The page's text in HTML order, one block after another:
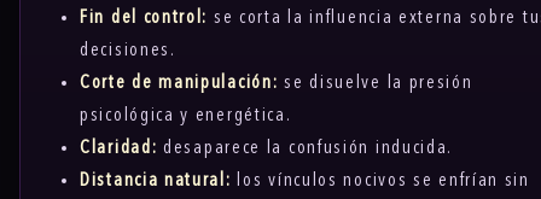
Fin del control: se corta la influencia externa sobre
decisiones.
Corte de manipulación: se disuelve la presión
psicológica y energética.
Claridad: desaparece la confusión inducida.
Distancia natural:
los vínculos nocivos se enfrían sin